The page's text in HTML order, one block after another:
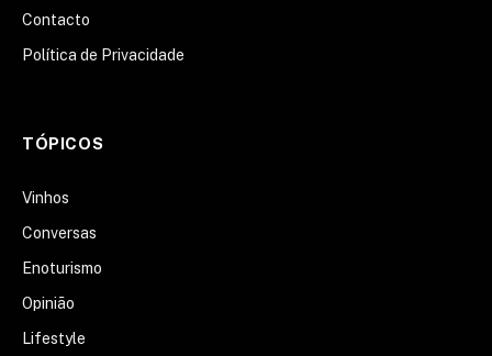
Contacto
Política de Privacidade
TÓPICOS
Vinhos
Conversas
Enoturismo
Opinião
Lifestyle